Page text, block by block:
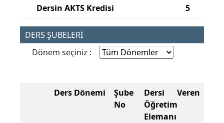
Dersin AKTS Kredisi 5
DERS ŞUBELERİ
Dönem seçiniz :
Ders Dönemi
Şube
No
Dersi Veren
Öğretim
Elemanı